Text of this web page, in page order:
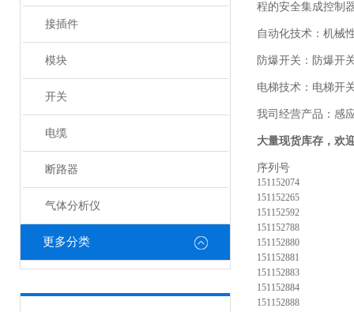
接插件
模块
开关
电缆
断路器
气体分析仪
更多分类
程的安全集成控制
自动化技术：机械
防爆开关：防爆开
电梯技术：电梯开
我司经营产品：感
大量现货库存，欢
序列号
151152074
151152265
151152592
151152788
151152880
151152881
151152883
151152884
151152888